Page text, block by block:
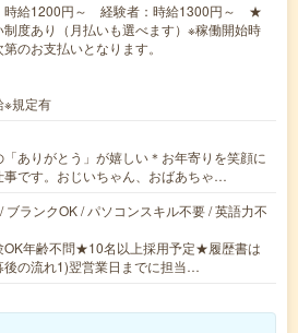
時給1200円～ 経験者：時給1300円～ ★
制度あり（月払いも選べます）※稼働開始時
のお支払いとなります。
※規定有
「ありがとう」が嬉しい＊お年寄りを笑顔に
事です。おじいちゃん、おばあちゃ…
ブランクOK / パソコンスキル不要 / 英語力不
OK年齢不問★10名以上採用予定★履歴書は
の流れ1)翌営業日までに担当…